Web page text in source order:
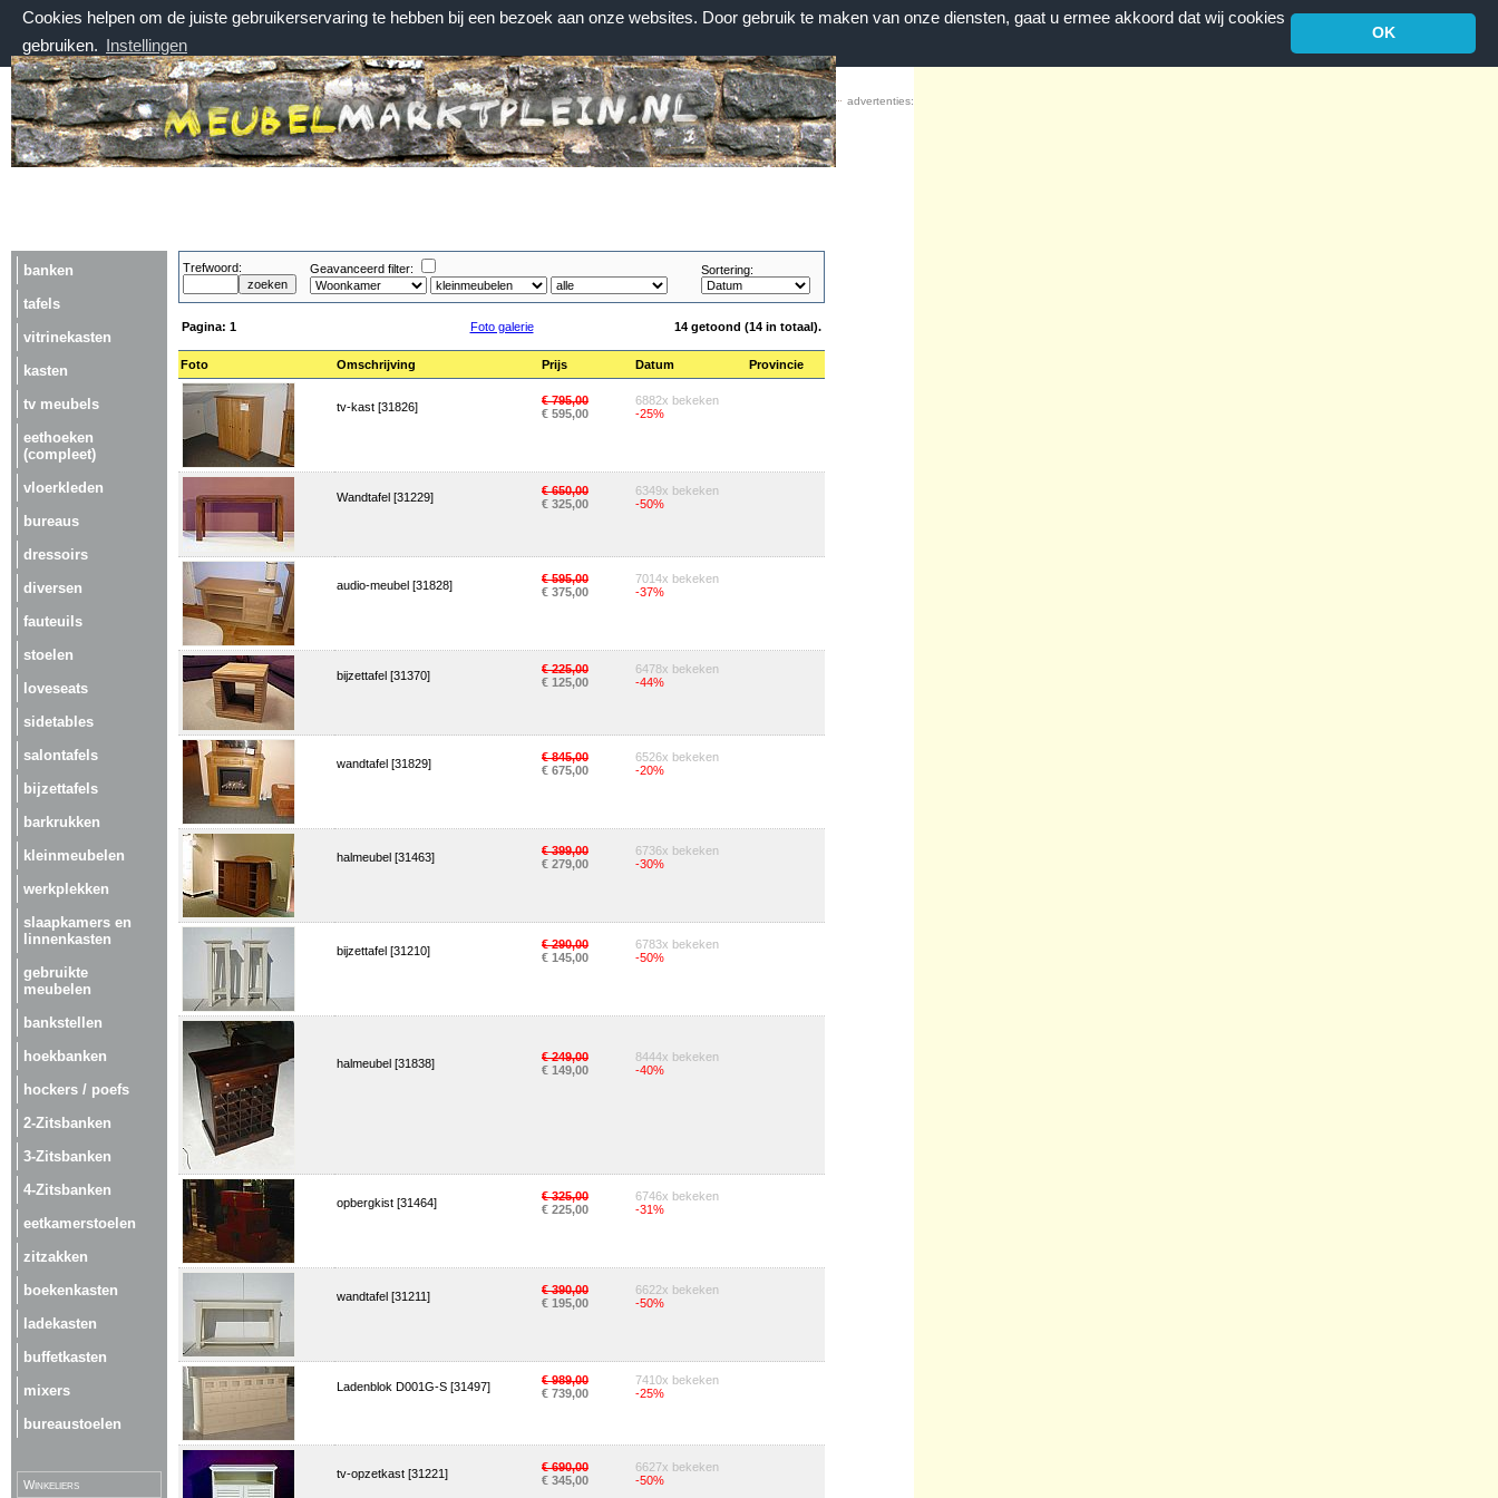
Cookies helpen om de juiste gebruikerservaring te hebben bij een bezoek aan onze websites. Door gebruik te maken van onze diensten, gaat u ermee akkoord dat wij cookies
gebruiken. Instellingen
OK
zaterdag 8 augustus 2026, 15:06 uur
Welkom bij Meubelmarktplein.nl
Home | Contact | Favorieten
advertenties:
banken
tafels
vitrinekasten
kasten
tv meubels
eethoeken
(compleet)
vloerkleden
bureaus
dressoirs
diversen
fauteuils
stoelen
loveseats
sidetables
salontafels
bijzettafels
barkrukken
kleinmeubelen
werkplekken
slaapkamers en
linnenkasten
gebruikte
meubelen
bankstellen
hoekbanken
hockers / poefs
2-Zitsbanken
3-Zitsbanken
4-Zitsbanken
eetkamerstoelen
zitzakken
boekenkasten
ladekasten
buffetkasten
mixers
bureaustoelen
Winkeliers
Trefwoord: Geavanceerd filter: Sortering:
Pagina: 1 Foto galerie 14 getoond (14 in totaal).
Foto Omschrijving Prijs Datum Provincie
tv-kast [31826]
€ 795,00
€ 595,00
6882x bekeken
-25%
Wandtafel [31229]
€ 650,00
€ 325,00
6349x bekeken
-50%
audio-meubel [31828]
€ 595,00
€ 375,00
7014x bekeken
-37%
bijzettafel [31370]
€ 225,00
€ 125,00
6478x bekeken
-44%
wandtafel [31829]
€ 845,00
€ 675,00
6526x bekeken
-20%
halmeubel [31463]
€ 399,00
€ 279,00
6736x bekeken
-30%
bijzettafel [31210]
€ 290,00
€ 145,00
6783x bekeken
-50%
halmeubel [31838]
€ 249,00
€ 149,00
8444x bekeken
-40%
opbergkist [31464]
€ 325,00
€ 225,00
6746x bekeken
-31%
wandtafel [31211]
€ 390,00
€ 195,00
6622x bekeken
-50%
Ladenblok D001G-S [31497]
€ 989,00
€ 739,00
7410x bekeken
-25%
tv-opzetkast [31221]
€ 690,00
€ 345,00
6627x bekeken
-50%